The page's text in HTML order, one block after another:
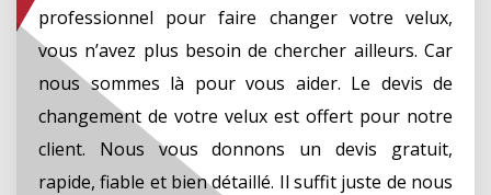
professionnel pour faire changer votre velux,
vous n’avez plus besoin de chercher ailleurs. Car
nous sommes là pour vous aider. Le devis de
changement de votre velux est offert pour notre
client. Nous vous donnons un devis gratuit,
rapide, fiable et bien détaillé. Il suffit juste de nous